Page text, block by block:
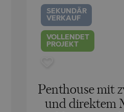
SEKUNDÄR
VERKAUF
VOLLENDET
PROJEKT
Penthouse mit
und direktem